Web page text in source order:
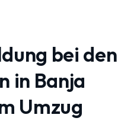
bei den
in Banja
Umzug